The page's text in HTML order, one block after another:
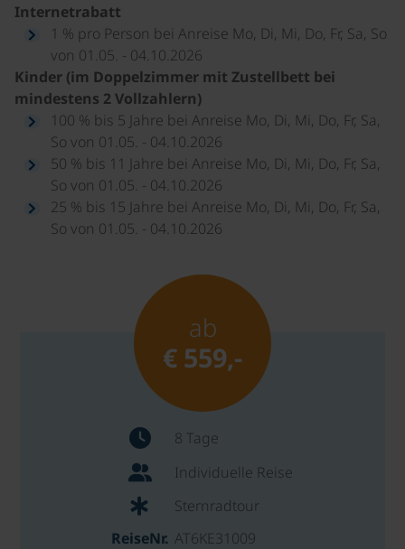
Internetrabatt
1 % pro Person bei Anreise Mo, Di, Mi, Do, Fr, Sa, So
von 01.05. - 04.10.2026
Kinder (im Doppelzimmer mit Zustellbett bei
mindestens 2 Vollzahlern)
100 % bis 5 Jahre bei Anreise Mo, Di, Mi, Do, Fr, Sa,
So von 01.05. - 04.10.2026
50 % bis 11 Jahre bei Anreise Mo, Di, Mi, Do, Fr, Sa,
So von 01.05. - 04.10.2026
25 % bis 15 Jahre bei Anreise Mo, Di, Mi, Do, Fr, Sa,
So von 01.05. - 04.10.2026
ab
€ 559,-
8 Tage
Individuelle Reise
Sternradtour
ReiseNr. AT6KE31009